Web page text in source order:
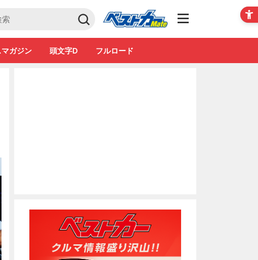
Club
ガジン 頭文字D フルロード